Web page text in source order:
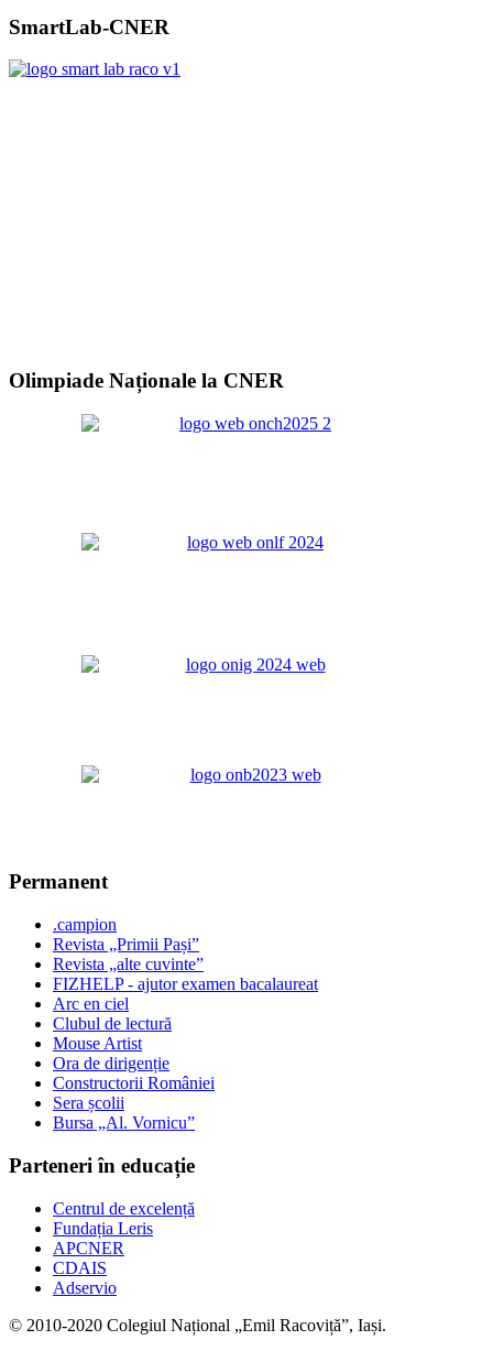
SmartLab-CNER
Olimpiade Naționale la CNER
Permanent
.campion
Revista „Primii Pași”
Revista „alte cuvinte”
FIZHELP - ajutor examen bacalaureat
Arc en ciel
Clubul de lectură
Mouse Artist
Ora de dirigenție
Constructorii României
Sera școlii
Bursa „Al. Vornicu”
Parteneri în educație
Centrul de excelență
Fundația Leris
APCNER
CDAIS
Adservio
© 2010-2020 Colegiul Național „Emil Racoviță”, Iași.